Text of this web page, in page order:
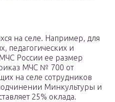
на селе. Например, для
педагогических и
России ее размер
МЧС № 700 от
на селе сотрудников
Минкультуры и
25% оклада.